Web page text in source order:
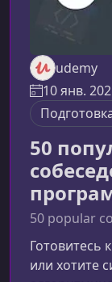
udemy
10 янв.
50
50 popular
Готовитесь
или хотите